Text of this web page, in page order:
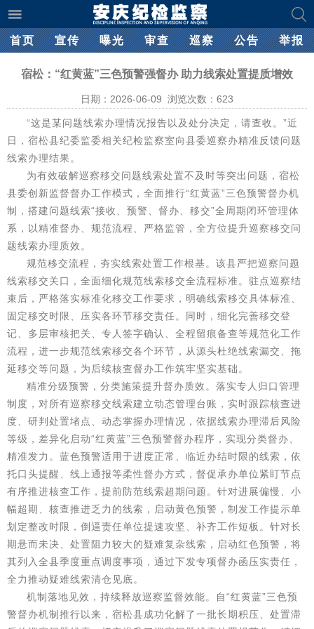
首页 宣传 曝光 审查 巡察 公告 举报
宿松：“红黄蓝”三色预警强督办 助力线索处置提质增效
日期：2026-06-09 浏览次数： 623
“这是某问题线索办理情况报告以及处分决定，请查收。”近
日，宿松县纪委监委相关纪检监察室向县委巡察办精准反馈问题
线索办理结果。
为有效破解巡察移交问题线索处置不及时等突出问题，宿松
县委创新监督督办工作模式，全面推行“红黄蓝”三色预警督办机
制，搭建问题线索“接收、预警、督办、移交”全周期闭环管理体
系，以精准督办、规范流程、严格监管，全方位提升巡察移交问
题线索办理质效。
规范移交流程，夯实线索处置工作根基。该县严把巡察问题
线索移交关口，全面细化规范线索移交全流程标准。驻点巡察结
束后，严格落实标准化移交工作要求，明确线索移交具体标准、
固定移交时限、压实各环节移交责任。同时，细化完善移交登
记、多层审核把关、专人签字确认、全程留痕备查等规范化工作
流程，进一步规范线索移交各个环节，从源头杜绝线索漏交、拖
延移交等问题，为后续核查督办工作筑牢坚实基础。
精准分级预警，分类施策提升督办质效。落实专人归口管理
制度，对所有巡察移交线索建立动态管理台账，实时跟踪核查进
度、研判处置堵点、动态掌握办理情况，依据线索办理滞后风险
等级，差异化启动“红黄蓝”三色预警督办程序，实现分类督办、
精准发力。蓝色预警适用于进度正常、临近办结时限的线索，依
托口头提醒、线上通报等柔性督办方式，督促承办单位紧盯节点
有序推进核查工作，提前防范线索超期问题。针对进展偏慢、小
幅超期、核查推进乏力的线索，启动黄色预警，制发工作提示单
划定整改时限，倒逼责任单位提速攻坚、补齐工作短板。针对长
期悬而未决、处置阻力较大的疑难复杂线索，启动红色预警，将
其列入全县季度重点调度事项，通过下发专项督办函压实责任，
全力推动疑难线索清仓见底。
机制落地见效，持续释放巡察监督效能。自“红黄蓝”三色预
警督办机制推行以来，宿松县成功化解了一批长期积压、处置滞